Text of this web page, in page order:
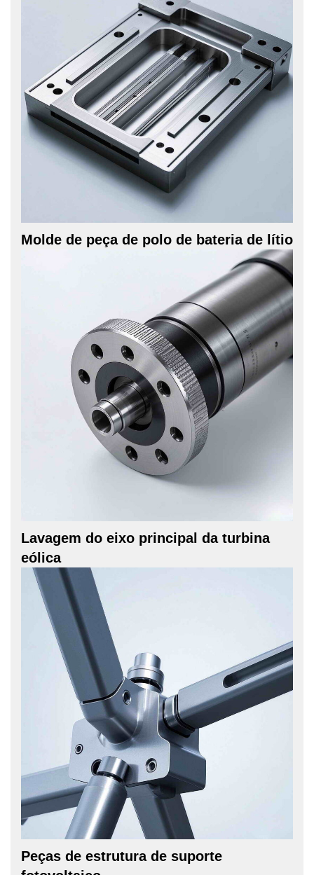
Molde de peça de polo de bateria de lítio
Lavagem do eixo principal da turbina
eólica
Peças de estrutura de suporte